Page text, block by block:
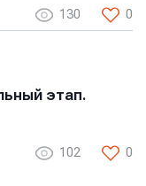
130 0
этап.
102 0